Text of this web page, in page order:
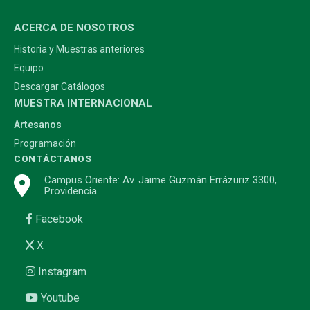
ACERCA DE NOSOTROS
Historia y Muestras anteriores
Equipo
Descargar Catálogos
MUESTRA INTERNACIONAL
Artesanos
Programación
CONTÁCTANOS
Campus Oriente: Av. Jaime Guzmán Errázuriz 3300,
Providencia.
Facebook
X
Instagram
Youtube